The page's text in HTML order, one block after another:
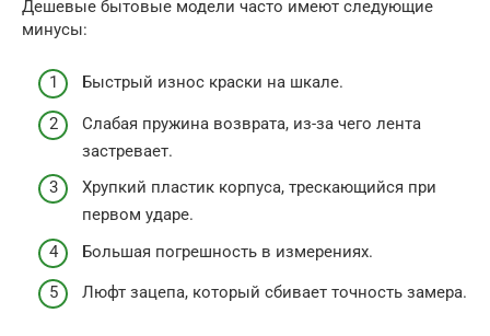
Дешевые бытовые модели часто имеют следующие
минусы:
Быстрый износ краски на шкале.
Слабая пружина возврата, из-за чего лента
застревает.
Хрупкий пластик корпуса, трескающийся при
первом ударе.
Большая погрешность в измерениях.
Люфт зацепа, который сбивает точность замера.